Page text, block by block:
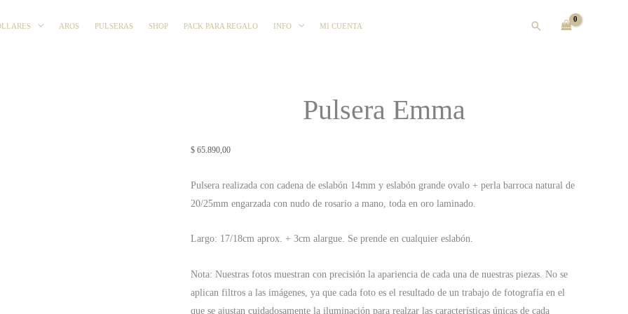
AROS PULSERAS SHOP PACK PARA REGALO INFO MI CUENTA Buscar
Pulsera Emma
$ 65.890,00
Pulsera realizada con cadena de eslabón 14mm y eslabón grande ovalo + perla barroca natural de
20/25mm engarzada con nudo de rosario a mano, toda en oro laminado.
Largo: 17/18cm aprox. + 3cm alargue. Se prende en cualquier eslabón.
Nota: Nuestras fotos muestran con precisión la apariencia de cada una de nuestras piezas. No se
aplican filtros a las imágenes, ya que cada foto es el resultado de un trabajo de fotografía en el
que se ajustan cuidadosamente la iluminación para realzar las características únicas de cada